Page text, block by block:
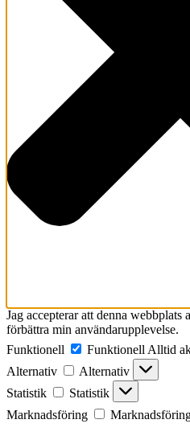
Jag accepterar att denna
förbättra min användarupplevelse.
Funktionell
Funktionell Alltid
Alternativ
Alternativ
Statistik
Statistik
Marknadsföring